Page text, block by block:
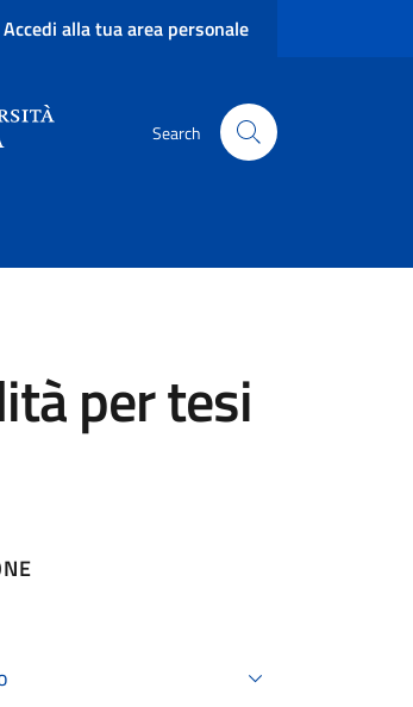
CURRENT LANGUAGE
Accedi alla tua area personale
Search
per tesi